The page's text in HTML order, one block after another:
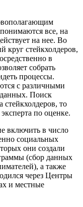
все, на
на нее. Во
стейкхолдеров,
в
собрать
процессы.
с различными
Поиск
стейкхолдеров, то
по оценке.
включить в число
социальных
они создали
(сбор данных
а также
через Центры
и местные